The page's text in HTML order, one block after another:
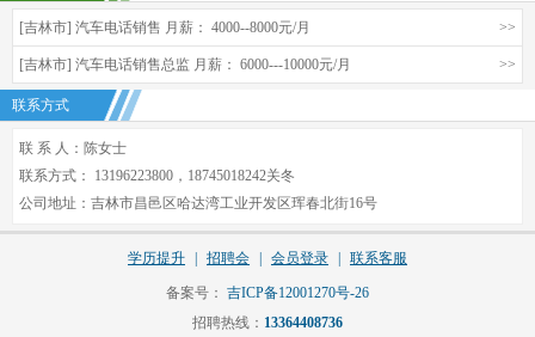
>>
[吉林市] 汽车电话销售 月薪： 4000--8000元/月
>>
[吉林市] 汽车电话销售总监 月薪： 6000---10000元/月
联系方式
联 系 人：陈女士
联系方式： 13196223800，18745018242关冬
公司地址：吉林市昌邑区哈达湾工业开发区珲春北街16号
学历提升 | 招聘会 | 会员登录 | 联系客服
备案号： 吉ICP备12001270号-26
招聘热线： 13364408736